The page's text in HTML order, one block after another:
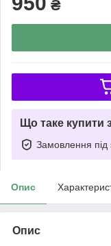
₴
Що таке купити
Замовлення під
Опис
Опис